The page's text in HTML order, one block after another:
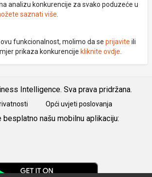
analizu konkurencije za svako poduzeće u
saznati više
funkcionalnost, molimo da se prijavite ili
prikaza konkurencije kliknite ovdje
Intelligence. Sva prava pridržana.
Opći uvjeti poslovanja
besplatno našu mobilnu aplikaciju: